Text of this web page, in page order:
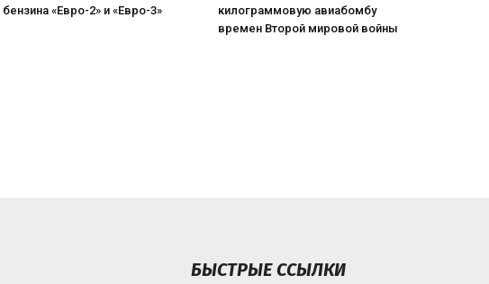
бензина «Евро-2» и «Евро-3»
килограммовую авиабомбу
времен Второй мировой войны
БЫСТРЫЕ ССЫЛКИ